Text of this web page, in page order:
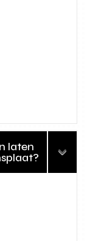
laten